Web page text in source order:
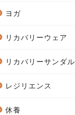
ヨガ
リカバリーウェア
リカバリーサンダル
レジリエンス
休養